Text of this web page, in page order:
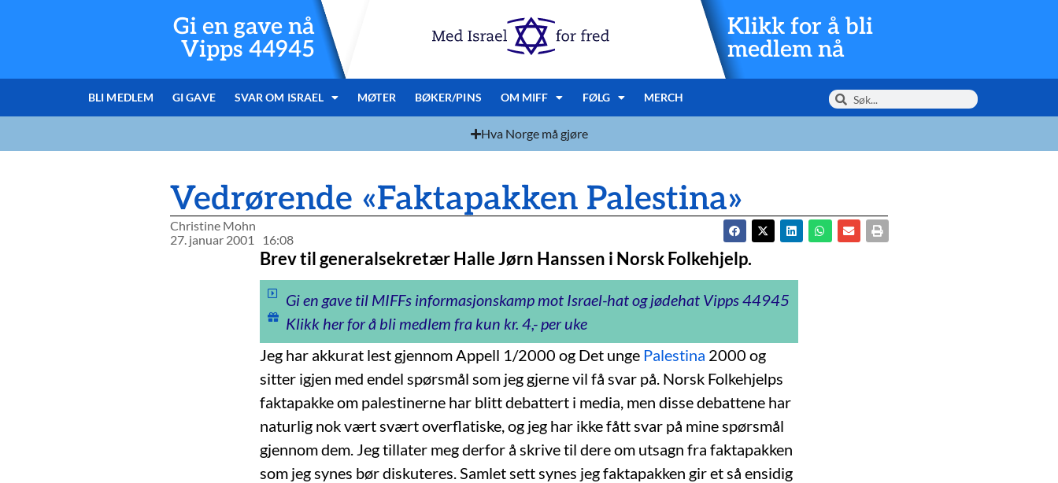
Gi en gave nå
Vipps 44945
Klikk for å bli
medlem nå
BLI MEDLEM GI GAVE SVAR OM ISRAEL MØTER BØKER/PINS OM MIFF FØLG MERCH
Hva Norge må gjøre
Vedrørende «Faktapakken Palestina»
Christine Mohn
27. januar 2001
16:08
Brev til generalsekretær Halle Jørn Hanssen i Norsk Folkehjelp.
Gi en gave til MIFFs informasjonskamp mot Israel-hat og jødehat Vipps 44945
Klikk her for å bli medlem fra kun kr. 4,- per uke
Jeg har akkurat lest gjennom Appell 1/2000 og Det unge Palestina 2000 og
sitter igjen med endel spørsmål som jeg gjerne vil få svar på. Norsk Folkehjelps
faktapakke om palestinerne har blitt debattert i media, men disse debattene har
naturlig nok vært svært overflatiske, og jeg har ikke fått svar på mine spørsmål
gjennom dem. Jeg tillater meg derfor å skrive til dere om utsagn fra faktapakken
som jeg synes bør diskuteres. Samlet sett synes jeg faktapakken gir et så ensidig